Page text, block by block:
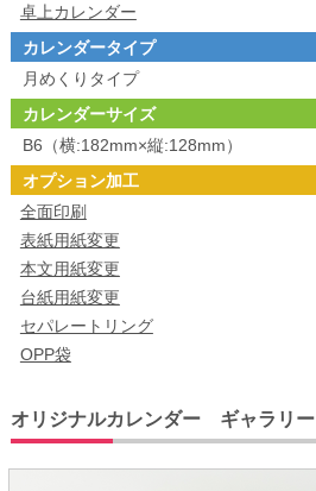
卓上カレンダー
カレンダータイプ
月めくりタイプ
カレンダーサイズ
B6（横:182mm×縦:128mm）
オプション加工
全面印刷
表紙用紙変更
本文用紙変更
台紙用紙変更
セパレートリング
OPP袋
オリジナルカレンダー ギャラリー